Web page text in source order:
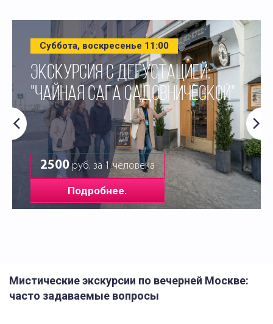
Суббота, воскресенье 11:00
ЭКСКУРСИЯ С ДЕГУСТАЦИЕЙ:
"ЧАЙНАЯ САГА САДОВНИЧЕСКОЙ"
2500руб. за 1 человека
Подробнее.
Мистические экскурсии по вечерней Москве:
часто задаваемые вопросы